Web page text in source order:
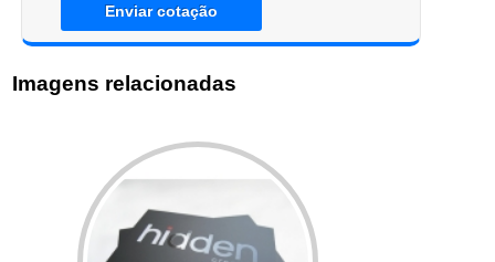
Enviar cotação
Imagens relacionadas